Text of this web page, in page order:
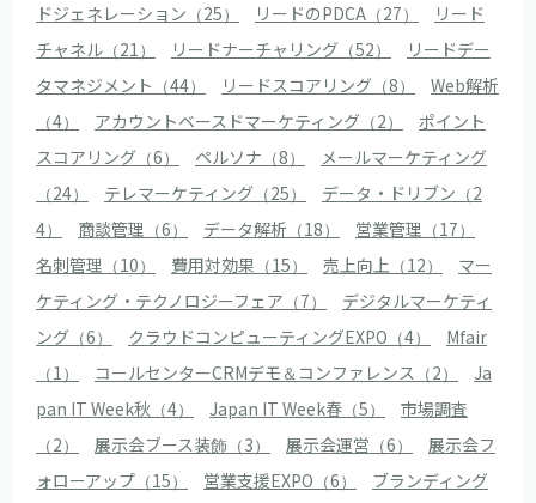
ドジェネレーション（25）
リードのPDCA（27）
リード
チャネル（21）
リードナーチャリング（52）
リードデー
タマネジメント（44）
リードスコアリング（8）
Web解析
（4）
アカウントベースドマーケティング（2）
ポイント
スコアリング（6）
ペルソナ（8）
メールマーケティング
（24）
テレマーケティング（25）
データ・ドリブン（2
4）
商談管理（6） データ解析（18）
営業管理（17）
名刺管理（10）
費用対効果（15） 売上向上（12）
マー
ケティング・テクノロジーフェア（7）
デジタルマーケティ
ング（6）
クラウドコンピューティングEXPO（4）
Mfair
（1）
コールセンターCRMデモ＆コンファレンス（2）
Ja
pan IT Week秋（4）
Japan IT Week春（5）
市場調査
（2）
展示会ブース装飾（3） 展示会運営（6）
展示会フ
ォローアップ（15）
営業支援EXPO（6）
ブランディング